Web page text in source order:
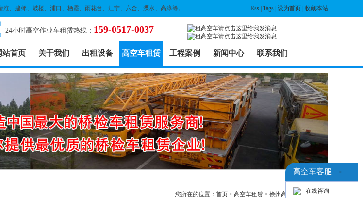
、建邺、鼓楼、浦口、栖霞、雨花台、江宁、六合、溧水、高淳等。 Rss Tags 设为首页 收藏本站
24小时高空作业车租赁热线： 159-0517-0037
站首页 关于我们 出租设备 高空车租赁 工程案例 新闻中心 联系我们
您所在的位置： 首页 > 高空车租赁 > 徐州高空车出租> 列表
高空车客服 ×
在线咨询